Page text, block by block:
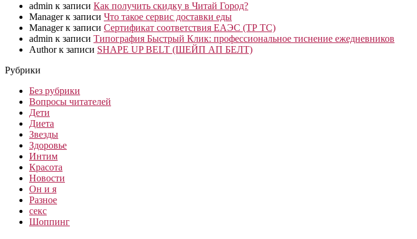
admin к записи Как получить скидку в Читай Город?
Managerк записи Что такое сервис доставки еды
Managerк записи Сертификат соответствия ЕАЭС (ТР ТС)
admin к записи Типография Быстрый Клик: профессиональное тиснение ежедневников
Authorк записи SHAPE UP BELT (ШЕЙП АП БЕЛТ)
Рубрики
Без рубрики
Вопросы читателей
Дети
Диета
Звезды
Здоровье
Интим
Красота
Новости
Он и я
Разное
секс
Шоппинг